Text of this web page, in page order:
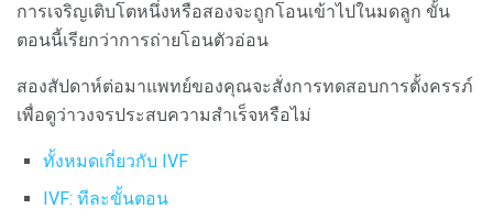
การเจริญเติบโตหนึ่งหรือสองจะถูกโอนเข้าไปในมดลูก ขั้น
ตอนนี้เรียกว่าการถ่ายโอนตัวอ่อน
สองสัปดาห์ต่อมาแพทย์ของคุณจะสั่งการทดสอบการตั้งครรภ์
เพื่อดูว่าวงจรประสบความสำเร็จหรือไม่
ทั้งหมดเกี่ยวกับ IVF
IVF: ทีละขั้นตอน